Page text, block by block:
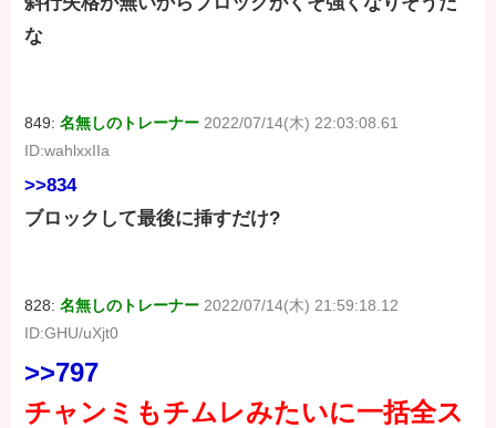
な
849:名無しのトレーナー 2022/07/14(木) 22:03:08.61
ID:wahlxxIIa
>>834
ブロックして最後に挿すだけ?
828:名無しのトレーナー 2022/07/14(木) 21:59:18.12
ID:GHU/uXjt0
>>797
チャンミもチムレみたいに一括全ス